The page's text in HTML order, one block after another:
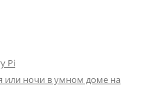
Pi
или ночи в умном доме на